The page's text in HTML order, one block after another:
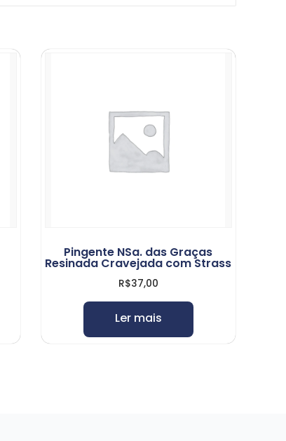
Pingente NSa. das Graças
Resinada Cravejada com Strass
R$37,00
Ler mais